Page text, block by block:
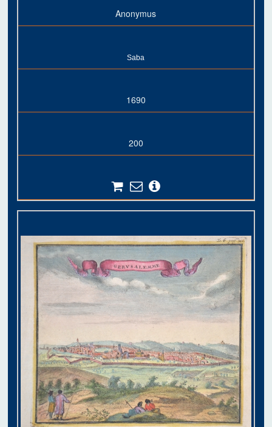
Anonymus
Saba
1690
200